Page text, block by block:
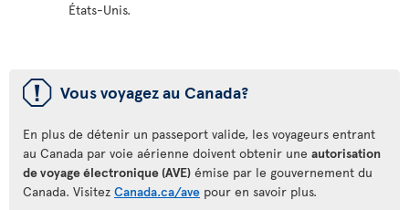
États-Unis.
ü Vous voyagez au Canada?
En plus de détenir un passeport valide, les voyageurs entrant
au Canada par voie aérienne doivent obtenir une autorisation
de voyage électronique (AVE) émise par le gouvernement du
Canada. Visitez Canada.ca/ave pour en savoir plus.